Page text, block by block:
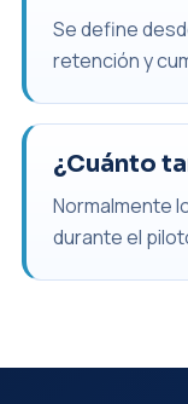
Se define
retención y
¿Cuánto
Normalmente
durante el